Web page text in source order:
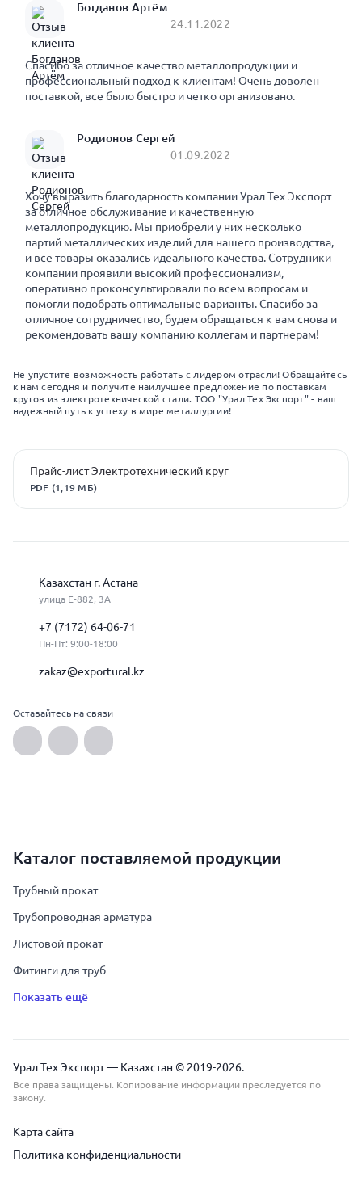
Богданов Артём
24.11.2022
Спасибо за отличное качество металлопродукции и
профессиональный подход к клиентам! Очень доволен
поставкой, все было быстро и четко организовано.
Родионов Сергей
01.09.2022
Хочу выразить благодарность компании Урал Тех Экспорт
за отличное обслуживание и качественную
металлопродукцию. Мы приобрели у них несколько
партий металлических изделий для нашего производства,
и все товары оказались идеального качества. Сотрудники
компании проявили высокий профессионализм,
оперативно проконсультировали по всем вопросам и
помогли подобрать оптимальные варианты. Спасибо за
отличное сотрудничество, будем обращаться к вам снова и
рекомендовать вашу компанию коллегам и партнерам!
Не упустите возможность работать с лидером отрасли! Обращайтесь
к нам сегодня и получите наилучшее предложение по поставкам
кругов из электротехнической стали. ТОО "Урал Тех Экспорт" - ваш
надежный путь к успеху в мире металлургии!
Прайс-лист Электротехнический круг
PDF (1,19 МБ)
Казахстан г. Астана
улица Е-882, 3А
+7 (7172) 64-06-71
Пн-Пт: 9:00-18:00
zakaz@exportural.kz
Оставайтесь на связи
Каталог поставляемой продукции
Трубный прокат
Трубопроводная арматура
Листовой прокат
Фитинги для труб
Показать ещё
Урал Тех Экспорт — Казахстан © 2019-2026.
Все права защищены. Копирование информации преследуется по
закону.
Карта сайта
Политика конфиденциальности